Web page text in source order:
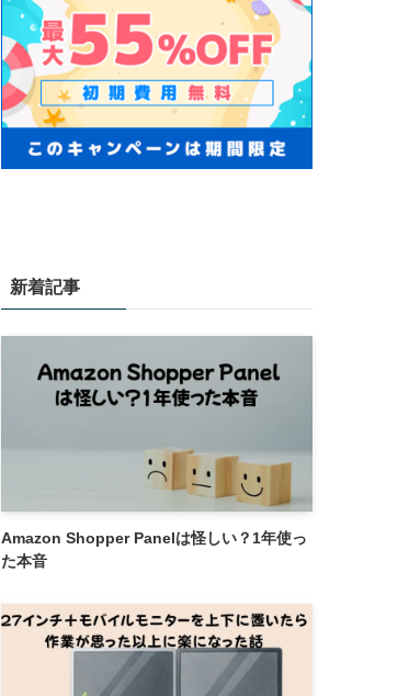
新着記事
Amazon Shopper Panelは怪しい？1年使っ
た本音